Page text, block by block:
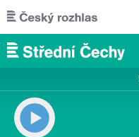
Přejít k hlavnímu obsahu